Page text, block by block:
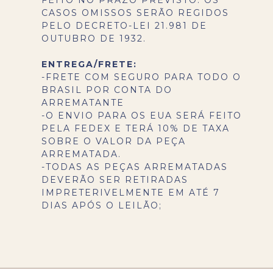
CASOS OMISSOS SERÃO REGIDOS
PELO DECRETO-LEI 21.981 DE
OUTUBRO DE 1932.
ENTREGA/FRETE:
-FRETE COM SEGURO PARA TODO O
BRASIL POR CONTA DO
ARREMATANTE
-O ENVIO PARA OS EUA SERÁ FEITO
PELA FEDEX E TERÁ 10% DE TAXA
SOBRE O VALOR DA PEÇA
ARREMATADA.
-TODAS AS PEÇAS ARREMATADAS
DEVERÃO SER RETIRADAS
IMPRETERIVELMENTE EM ATÉ 7
DIAS APÓS O LEILÃO;